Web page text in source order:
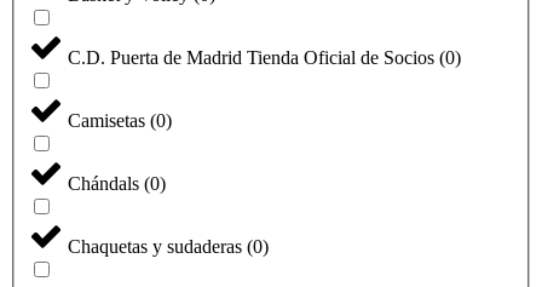
C.D. Puerta de Madrid Tienda Oficial de Socios (0)
Camisetas (0)
Chándals (0)
Chaquetas y sudaderas (0)